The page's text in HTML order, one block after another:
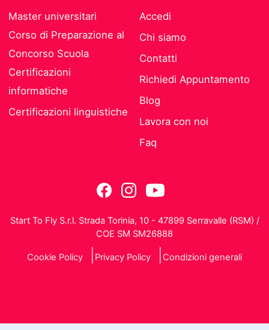
Master universitari
Corso di Preparazione al
Concorso Scuola
Certificazioni
informatiche
Certificazioni linguistiche
Accedi
Chi siamo
Contatti
Richiedi Appuntamento
Blog
Lavora con noi
Faq
Start To Fly S.r.l. Strada Torinia, 10 - 47899 Serravalle (RSM) /
COE SM SM26888
Cookie Policy Privacy Policy Condizioni generali